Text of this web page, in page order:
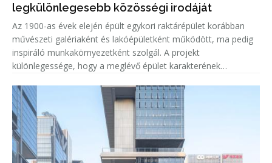
legkülönlegesebb közösségi irodáját
Az 1900-as évek elején épült egykori raktárépület korábban
művészeti galériaként és lakóépületként működött, ma pedig
inspiráló munkakörnyezetként szolgál. A projekt
különlegessége, hogy a meglévő épület karakterének
Mojave-sivatag színe